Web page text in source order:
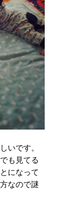
いです。
も見てる
になって
なので謎